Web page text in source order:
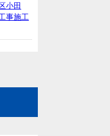
小田
事施工